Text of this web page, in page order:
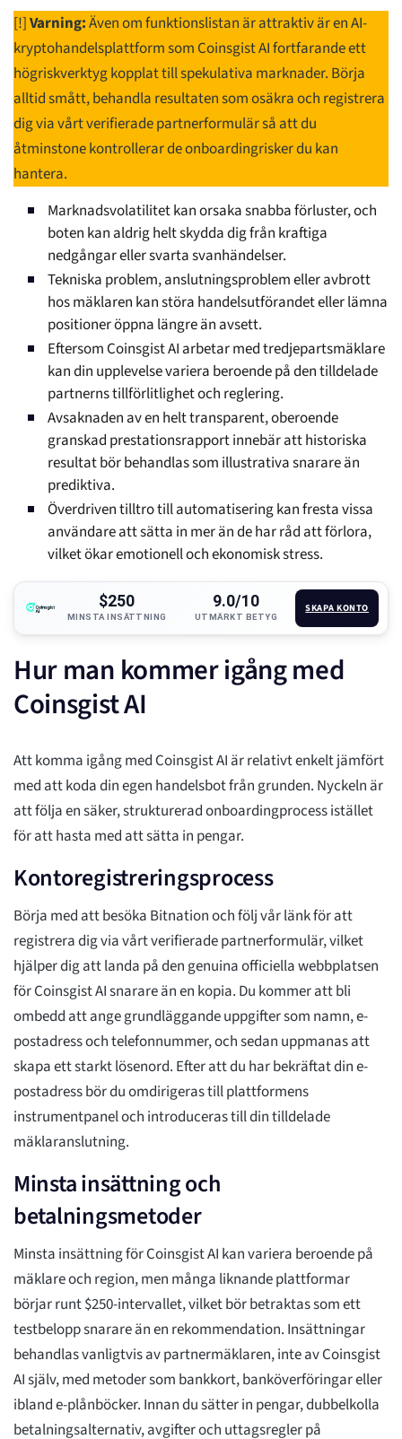
[!]Varning:Även om funktionslistan är attraktiv är en AI-
kryptohandelsplattform som Coinsgist AI fortfarande ett
högriskverktyg kopplat till spekulativa marknader. Börja
alltid smått, behandla resultaten som osäkra och registrera
dig via vårt verifierade partnerformulär så att du
åtminstone kontrollerar de onboardingrisker du kan
hantera.
Marknadsvolatilitet kan orsaka snabba förluster, och
boten kan aldrig helt skydda dig från kraftiga
nedgångar eller svarta svanhändelser.
Tekniska problem, anslutningsproblem eller avbrott
hos mäklaren kan störa handelsutförandet eller lämna
positioner öppna längre än avsett.
Eftersom Coinsgist AI arbetar med tredjepartsmäklare
kan din upplevelse variera beroende på den tilldelade
partnerns tillförlitlighet och reglering.
Avsaknaden av en helt transparent, oberoende
granskad prestationsrapport innebär att historiska
resultat bör behandlas som illustrativa snarare än
prediktiva.
Överdriven tilltro till automatisering kan fresta vissa
användare att sätta in mer än de har råd att förlora,
vilket ökar emotionell och ekonomisk stress.
$250
MINSTA INSÄTTNING
9.0/10
UTMÄRKT BETYG
SKAPA KONTO
Hur man kommer igång med
Coinsgist AI
Att komma igång med Coinsgist AI är relativt enkelt jämfört
med att koda din egen handelsbot från grunden. Nyckeln är
att följa en säker, strukturerad onboardingprocess istället
för att hasta med att sätta in pengar.
Kontoregistreringsprocess
Börja med att besöka Bitnation och följ vår länk för att
registrera dig via vårt verifierade partnerformulär, vilket
hjälper dig att landa på den genuina officiella webbplatsen
för Coinsgist AI snarare än en kopia. Du kommer att bli
ombedd att ange grundläggande uppgifter som namn, e-
postadress och telefonnummer, och sedan uppmanas att
skapa ett starkt lösenord. Efter att du har bekräftat din e-
postadress bör du omdirigeras till plattformens
instrumentpanel och introduceras till din tilldelade
mäklaranslutning.
Minsta insättning och
betalningsmetoder
Minsta insättning för Coinsgist AI kan variera beroende på
mäklare och region, men många liknande plattformar
börjar runt $250-intervallet, vilket bör betraktas som ett
testbelopp snarare än en rekommendation. Insättningar
behandlas vanligtvis av partnermäklaren, inte av Coinsgist
AI själv, med metoder som bankkort, banköverföringar eller
ibland e-plånböcker. Innan du sätter in pengar, dubbelkolla
betalningsalternativ, avgifter och uttagsregler på